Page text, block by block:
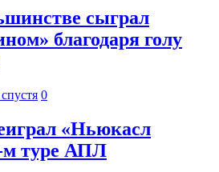
сыграл
благодаря голу
0
«Ньюкасл
м туре АПЛ